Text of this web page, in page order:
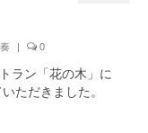
0
ラン「花の木」に
ただきました。